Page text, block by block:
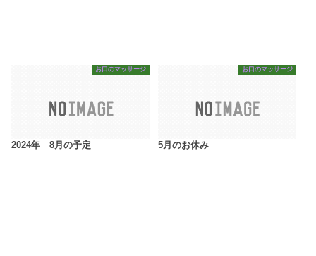
お口のマッサージ
2024年 8月の予定
お口のマッサージ
5月のお休み